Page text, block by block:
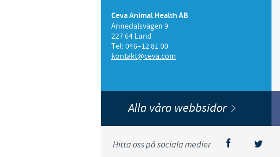
Ceva Animal Health AB
Annedalsvägen 9
227 64 Lund
Tel: 046–12 81 00
kontakt@ceva.com
Alla våra webbsidor
Hitta oss på sociala medier